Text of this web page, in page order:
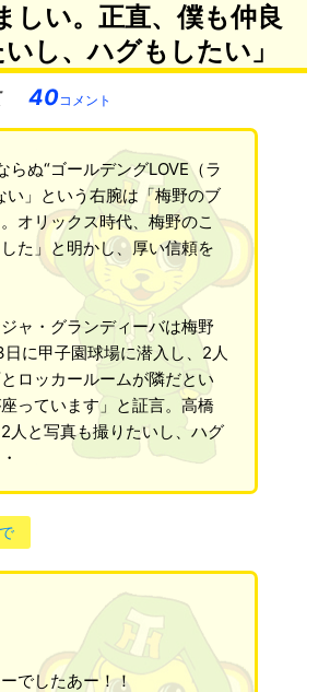
しい。正直、僕も仲良
し、ハグもしたい」
40コメント
ぬ“ゴールデングLOVE（ラ
い」という右腕は「梅野のブ
オリックス時代、梅野のこ
た」と明かし、厚い信頼を
ャ・グランディーバは梅野
に甲子園球場に潜入し、2人
ロッカールームが隣だとい
っています」と証言。高橋
人と写真も撮りたいし、ハグ
でしたあー！！